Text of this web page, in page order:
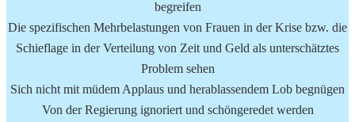
begreifen
Die spezifischen Mehrbelastungen von Frauen in der Krise bzw. die
Schieflage in der Verteilung von Zeit und Geld als unterschätztes
Problem sehen
Sich nicht mit müdem Applaus und herablassendem Lob begnügen
Von der Regierung ignoriert und schöngeredet werden